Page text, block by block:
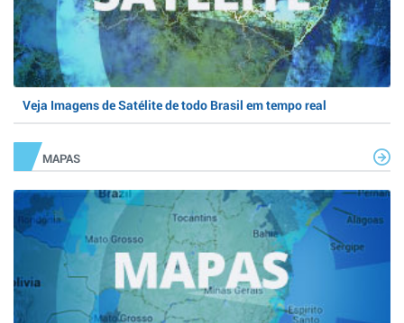
Veja Imagens de Satélite de todo Brasil em tempo real
MAPAS